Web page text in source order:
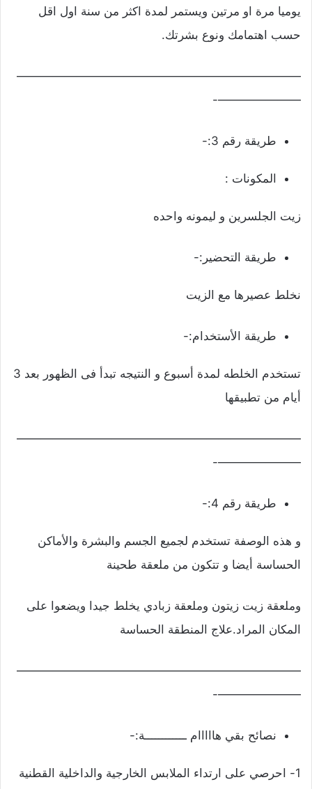
يوميا مرة او مرتين ويستمر لمدة اكثر من سنة اول اقل
حسب اهتمامك ونوع بشرتك.
————————————————————————
———————-
طريقة رقم 3:-
المكونات :
زيت الجلسرين و ليمونه واحده
طريقة التحضير:-
نخلط عصيرها مع الزيت
طريقة الأستخدام:-
تستخدم الخلطه لمدة أسبوع و النتيجه تبدأ فى الظهور بعد 3
أيام من تطبيقها
————————————————————————
———————-
طريقة رقم 4:-
و هذه الوصفة تستخدم لجميع الجسم والبشرة والأماكن
الحساسة أيضا و تتكون من ملعقة طحينة
وملعقة زيت زيتون وملعقة زبادي يخلط جيدا ويضعوا على
المكان المراد.علاج المنطقة الحساسة
————————————————————————
———————-
نصائح بقي هااااام ــــــــــــة:-
1- احرصي على ارتداء الملابس الخارجية والداخلية القطنية